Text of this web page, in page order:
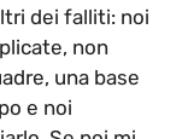
dei falliti: noi
non
una base
e noi